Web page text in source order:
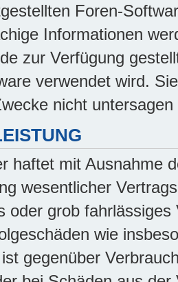
Foren-
Informationen
zur Verfügung
verwendet wird.
nicht
haftet mit Ausnahme
wesentlicher
oder grob
wie
gegenüber